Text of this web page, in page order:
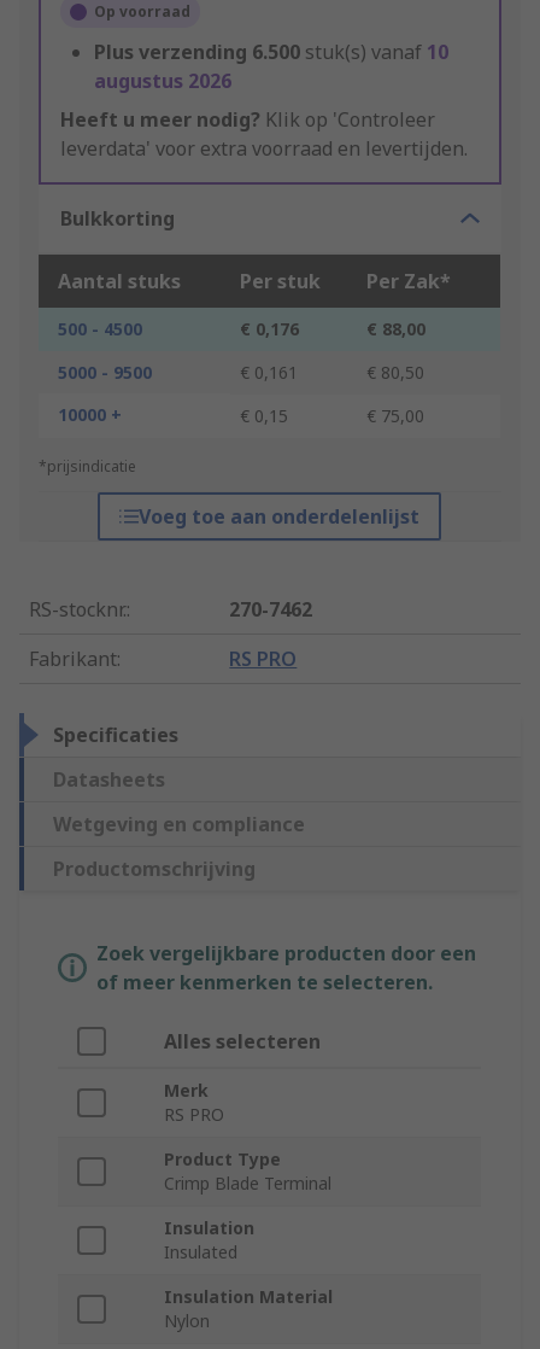
Op voorraad
Plus verzending 6.500 stuk(s) vanaf 10
augustus 2026
Heeft u meer nodig? Klik op 'Controleer
leverdata' voor extra voorraad en levertijden.
Bulkkorting
Aantal stuks Per stuk Per Zak*
500 - 4500 € 0,176
€ 88,00
5000 - 9500
€ 0,161
€ 80,50
10000 +
€ 0,15 € 75,00
*prijsindicatie
Voeg toe aan onderdelenlijst
RS-stocknr.:
270-7462
Fabrikant: RS PRO
Specificaties
Datasheets
Wetgeving en compliance
Productomschrijving
Zoek vergelijkbare producten door een
of meer kenmerken te selecteren.
Alles selecteren
Merk
RS PRO
Product Type
Crimp Blade Terminal
Insulation
Insulated
Insulation Material
Nylon